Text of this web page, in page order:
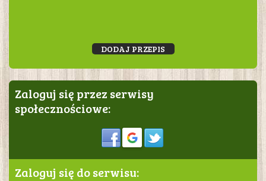
DODAJ PRZEPIS
Zaloguj się przez serwisy
społecznościowe:
Sign in
Zaloguj się do serwisu: